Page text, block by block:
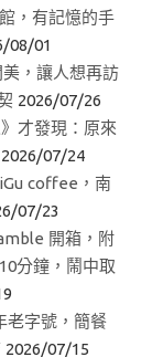
，有記憶的手
08/01
美，讓人想再訪
2026/07/26
才發現：原來
2026/07/24
coffee，南
07/23
開箱，附
分鐘，鬧中取
老字號，簡餐
2026/07/15